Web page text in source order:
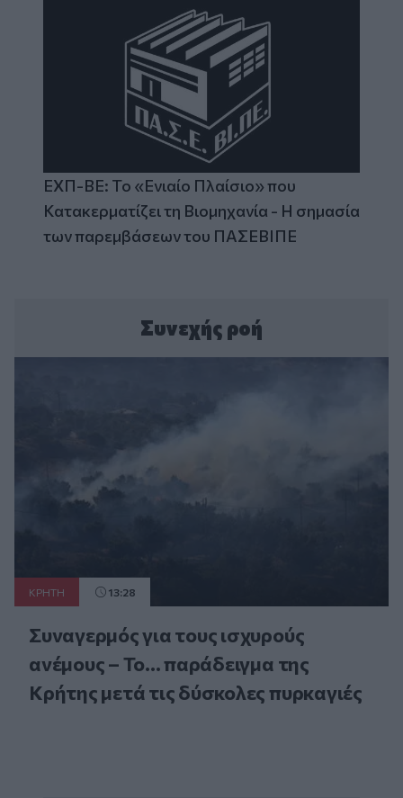
ΕΧΠ-ΒΕ: Το «Ενιαίο Πλαίσιο» που
Κατακερματίζει τη Βιομηχανία - Η σημασία
των παρεμβάσεων του ΠΑΣΕΒΙΠΕ
Συνεχής ροή
ΚΡΗΤΗ 13:28
Συναγερμός για τους ισχυρούς
ανέμους – Το... παράδειγμα της
Κρήτης μετά τις δύσκολες πυρκαγιές